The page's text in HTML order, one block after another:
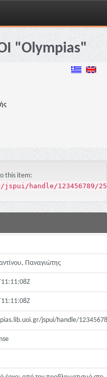
"Olympias"
this item:
handle/123456789/
Παναγιώτης
jspui/handle/